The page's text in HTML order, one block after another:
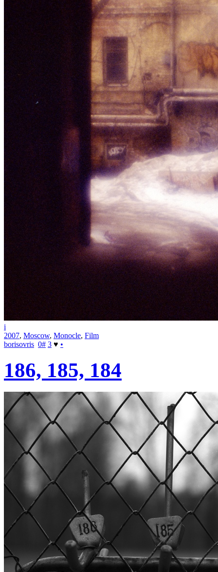
i
2007, Moscow, Monocle, Film
borisovris 0# 3 ♥ •
186, 185, 184